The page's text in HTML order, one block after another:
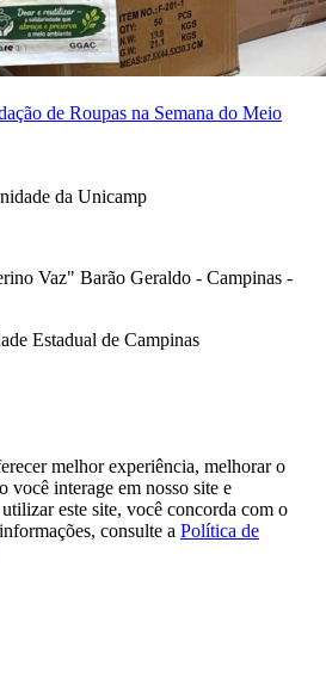
de Roupas na Semana do Meio
da Unicamp
Vaz" Barão Geraldo - Campinas -
Estadual de Campinas
melhor experiência, melhorar o
você interage em nosso site e
este site, você concorda com o
consulte a Política de